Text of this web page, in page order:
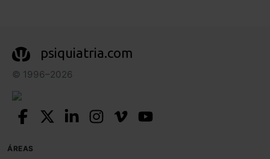
psiquiatria.com
© 1996–2026
ÁREAS